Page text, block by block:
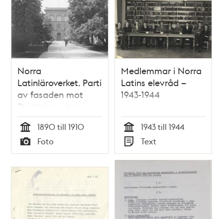
Norra
Latinläroverket. Parti
av fasaden mot
Drottninggatan
Tid
1890 till 1910
Typ
Foto
Medlemmar i Norra
Latins elevråd –
1943-1944
Tid
1943 till 1944
Typ
Text